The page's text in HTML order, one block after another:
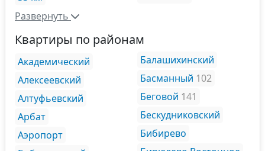
Развернуть
Квартиры по районам
Академический
Алексеевский
Алтуфьевский
Арбат
Аэропорт
Балашихинский
Басманный 102
Беговой 141
Бескудниковский
Бибирево